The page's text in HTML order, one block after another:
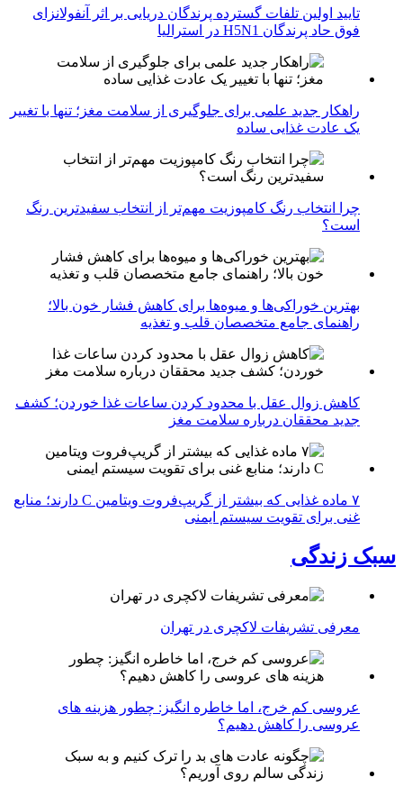
تایید اولین تلفات گسترده پرندگان دریایی بر اثر آنفولانزای
فوق حاد پرندگان H5N1 در استرالیا
راهکار جدید علمی برای جلوگیری از سلامت مغز؛ تنها با تغییر
یک عادت غذایی ساده
چرا انتخاب رنگ کامپوزیت مهم‌تر از انتخاب سفیدترین رنگ
است؟
بهترین خوراکی‌ها و میوه‌ها برای کاهش فشار خون بالا؛
راهنمای جامع متخصصان قلب و تغذیه
کاهش زوال عقل با محدود کردن ساعات غذا خوردن؛ کشف
جدید محققان درباره سلامت مغز
۷ ماده غذایی که بیشتر از گریپ‌فروت ویتامین C دارند؛ منابع
غنی برای تقویت سیستم ایمنی
سبک زندگی
معرفی تشریفات لاکچری در تهران
عروسی کم خرج، اما خاطره انگیز: چطور هزینه های
عروسی را کاهش دهیم؟